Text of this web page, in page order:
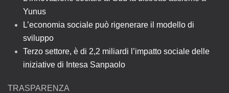
Yunus
L’economia sociale può rigenerare il modello di
sviluppo
Terzo settore, è di 2,2 miliardi l’impatto sociale delle
iniziative di Intesa Sanpaolo
TRASPARENZA